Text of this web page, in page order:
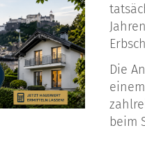
Die
beim